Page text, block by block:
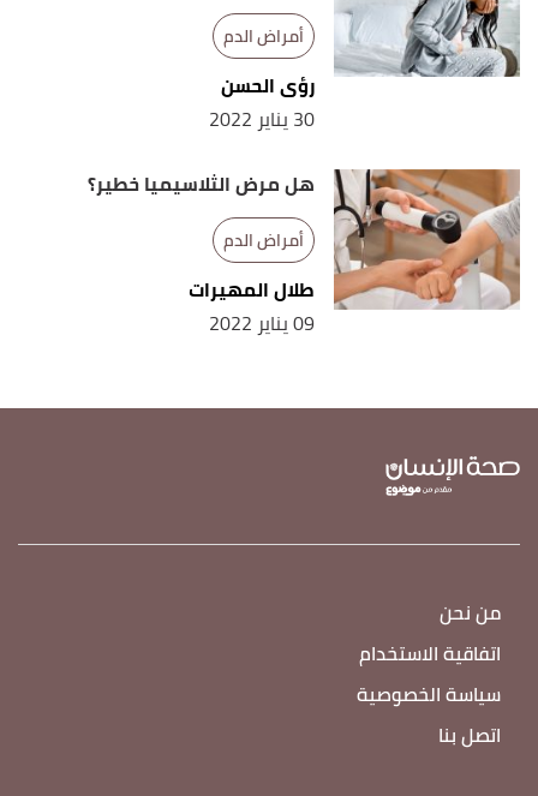
أمراض الدم
رؤى الحسن
30 يناير 2022
هل مرض الثلاسيميا خطير؟
أمراض الدم
طلال المهيرات
09 يناير 2022
من نحن
اتفاقية الاستخدام
سياسة الخصوصية
اتصل بنا